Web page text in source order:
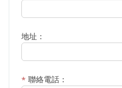
地址：
聯絡電話：